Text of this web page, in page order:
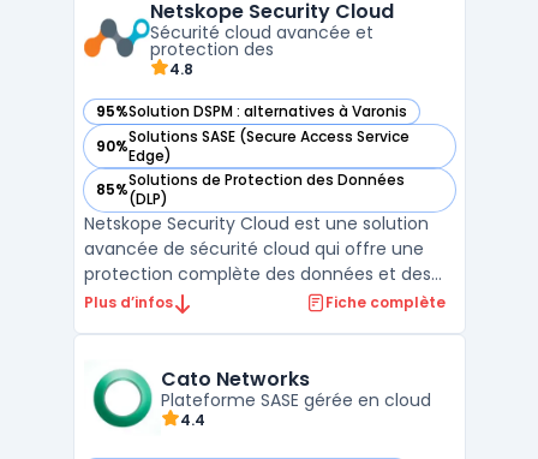
assure une connectivité fiable et
performante tout en protégeant ...
Netskope Security Cloud
Sécurité cloud avancée et
protection des
4.8
95%Solution DSPM : alternatives à Varonis
— voir Netskope Security Cloud dans cette catégorie
90%Solutions SASE (Secure Access Service
Edge)
— voir Netskope Security Cloud dans cette catégorie
85%Solutions de Protection des Données
(DLP)
— voir Netskope Security Cloud dans cette catégorie
Netskope Security Cloud est une solution
avancée de sécurité cloud qui offre une
protection complète des données et des
applications dans les environnements
entreprises de contrôler et de sécuriser
l'accès à leurs données et ...
Plus d’infos Fiche complète
Cato Networks
Plateforme SASE gérée en cloud
4.4